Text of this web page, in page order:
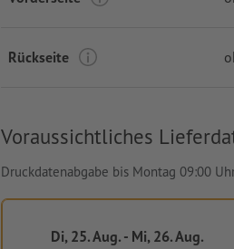
Rückseite
Voraussichtliches
Druckdatenabgabe bis Montag 09:00
Di, 25. Aug. - Mi, 26. Aug.